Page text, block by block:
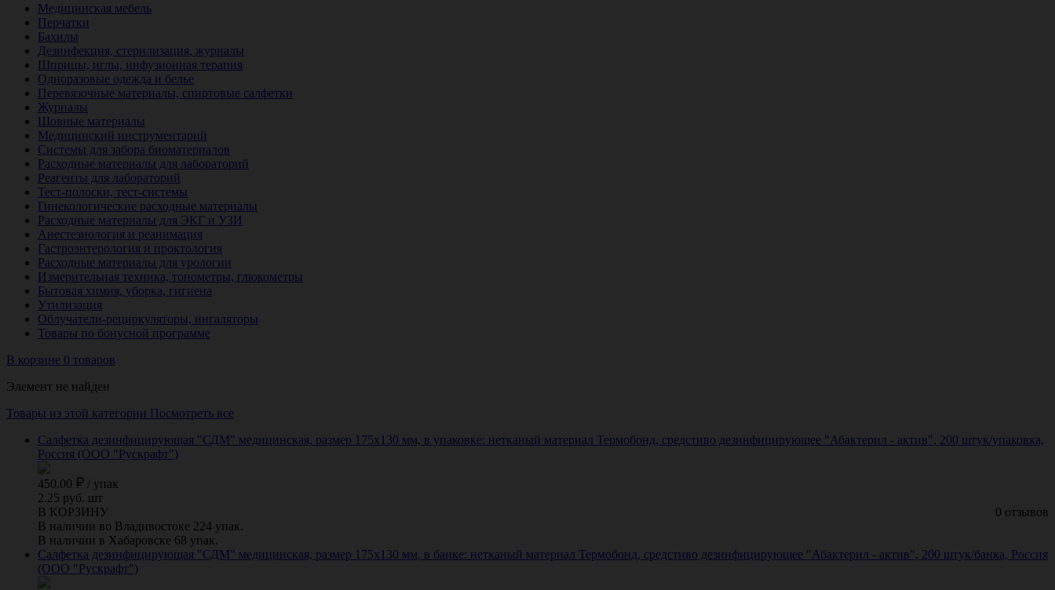
Медицинская мебель
Перчатки
Бахилы
Дезинфекция, стерилизация, журналы
Шприцы, иглы, инфузионная терапия
Одноразовые одежда и белье
Перевязочные материалы, спиртовые салфетки
Журналы
Шовные материалы
Медицинский инструментарий
Системы для забора биоматериалов
Расходные материалы для лабораторий
Реагенты для лабораторий
Тест-полоски, тест-системы
Гинекологические расходные материалы
Расходные материалы для ЭКГ и УЗИ
Анестезиология и реанимация
Гастроэнтерология и проктология
Расходные материалы для урологии
Измерительная техника, тонометры, глюкометры
Бытовая химия, уборка, гигиена
Утилизация
Облучатели-рециркуляторы, ингаляторы
Товары по бонусной программе
В корзине 0 товаров
Элемент не найден
Товары из этой категории Посмотреть все
Салфетка дезинфицирующая "СДМ" медицинская, размер 175х130 мм, в упаковке: нетканый материал Термобонд, средстиво дезинфицирующее "Абактерил - актив", 200 штук/упаковка,
Россия (ООО "Рускрафт")
450.00 / упак
2.25 руб. шт
0 отзывов
В КОРЗИНУ
В наличии во Владивостоке 224 упак.
В наличии в Хабаровске 68 упак.
Салфетка дезинфицирующая "СДМ" медицинская, размер 175х130 мм, в банке: нетканый материал Термобонд, средстиво дезинфицирующее "Абактерил - актив", 200 штук/банка, Россия
(ООО "Рускрафт")